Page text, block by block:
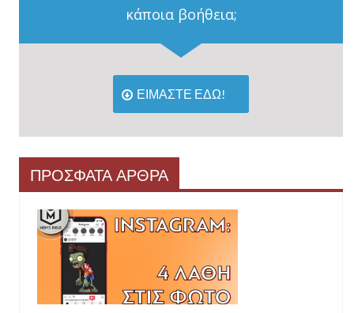
κάποια βοήθεια;
ΕΙΜΑΣΤΕ ΕΔΩ!
ΠΡΟΣΦΑΤΑ ΑΡΘΡΑ